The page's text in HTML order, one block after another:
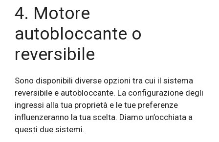
4. Motore
autobloccante o
reversibile
Sono disponibili diverse opzioni tra cui il sistema
reversibile e autobloccante. La configurazione degli
ingressi alla tua proprietà e le tue preferenze
influenzeranno la tua scelta. Diamo un’occhiata a
questi due sistemi.